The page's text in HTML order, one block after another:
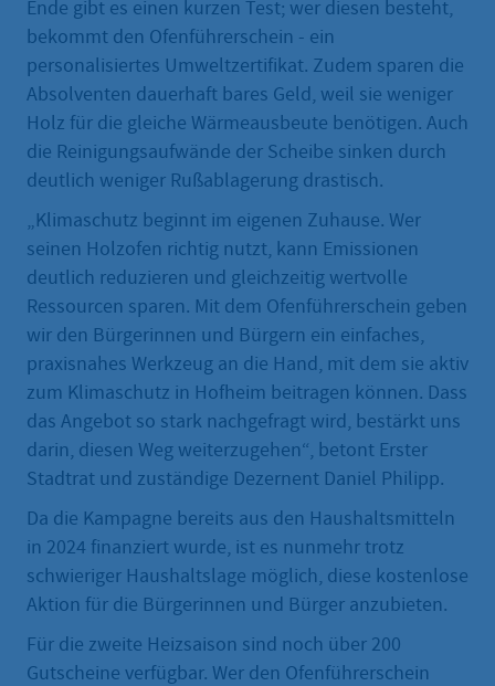
Ende gibt es einen kurzen Test; wer diesen besteht,
bekommt den Ofenführerschein - ein
personalisiertes Umweltzertifikat. Zudem sparen die
Absolventen dauerhaft bares Geld, weil sie weniger
Holz für die gleiche Wärmeausbeute benötigen. Auch
die Reinigungsaufwände der Scheibe sinken durch
deutlich weniger Rußablagerung drastisch.
„Klimaschutz beginnt im eigenen Zuhause. Wer
seinen Holzofen richtig nutzt, kann Emissionen
deutlich reduzieren und gleichzeitig wertvolle
Ressourcen sparen. Mit dem Ofenführerschein geben
wir den Bürgerinnen und Bürgern ein einfaches,
praxisnahes Werkzeug an die Hand, mit dem sie aktiv
zum Klimaschutz in Hofheim beitragen können. Dass
das Angebot so stark nachgefragt wird, bestärkt uns
darin, diesen Weg weiterzugehen“, betont Erster
Stadtrat und zuständige Dezernent Daniel Philipp.
Da die Kampagne bereits aus den Haushaltsmitteln
in 2024 finanziert wurde, ist es nunmehr trotz
schwieriger Haushaltslage möglich, diese kostenlose
Aktion für die Bürgerinnen und Bürger anzubieten.
Für die zweite Heizsaison sind noch über 200
Gutscheine verfügbar. Wer den Ofenführerschein